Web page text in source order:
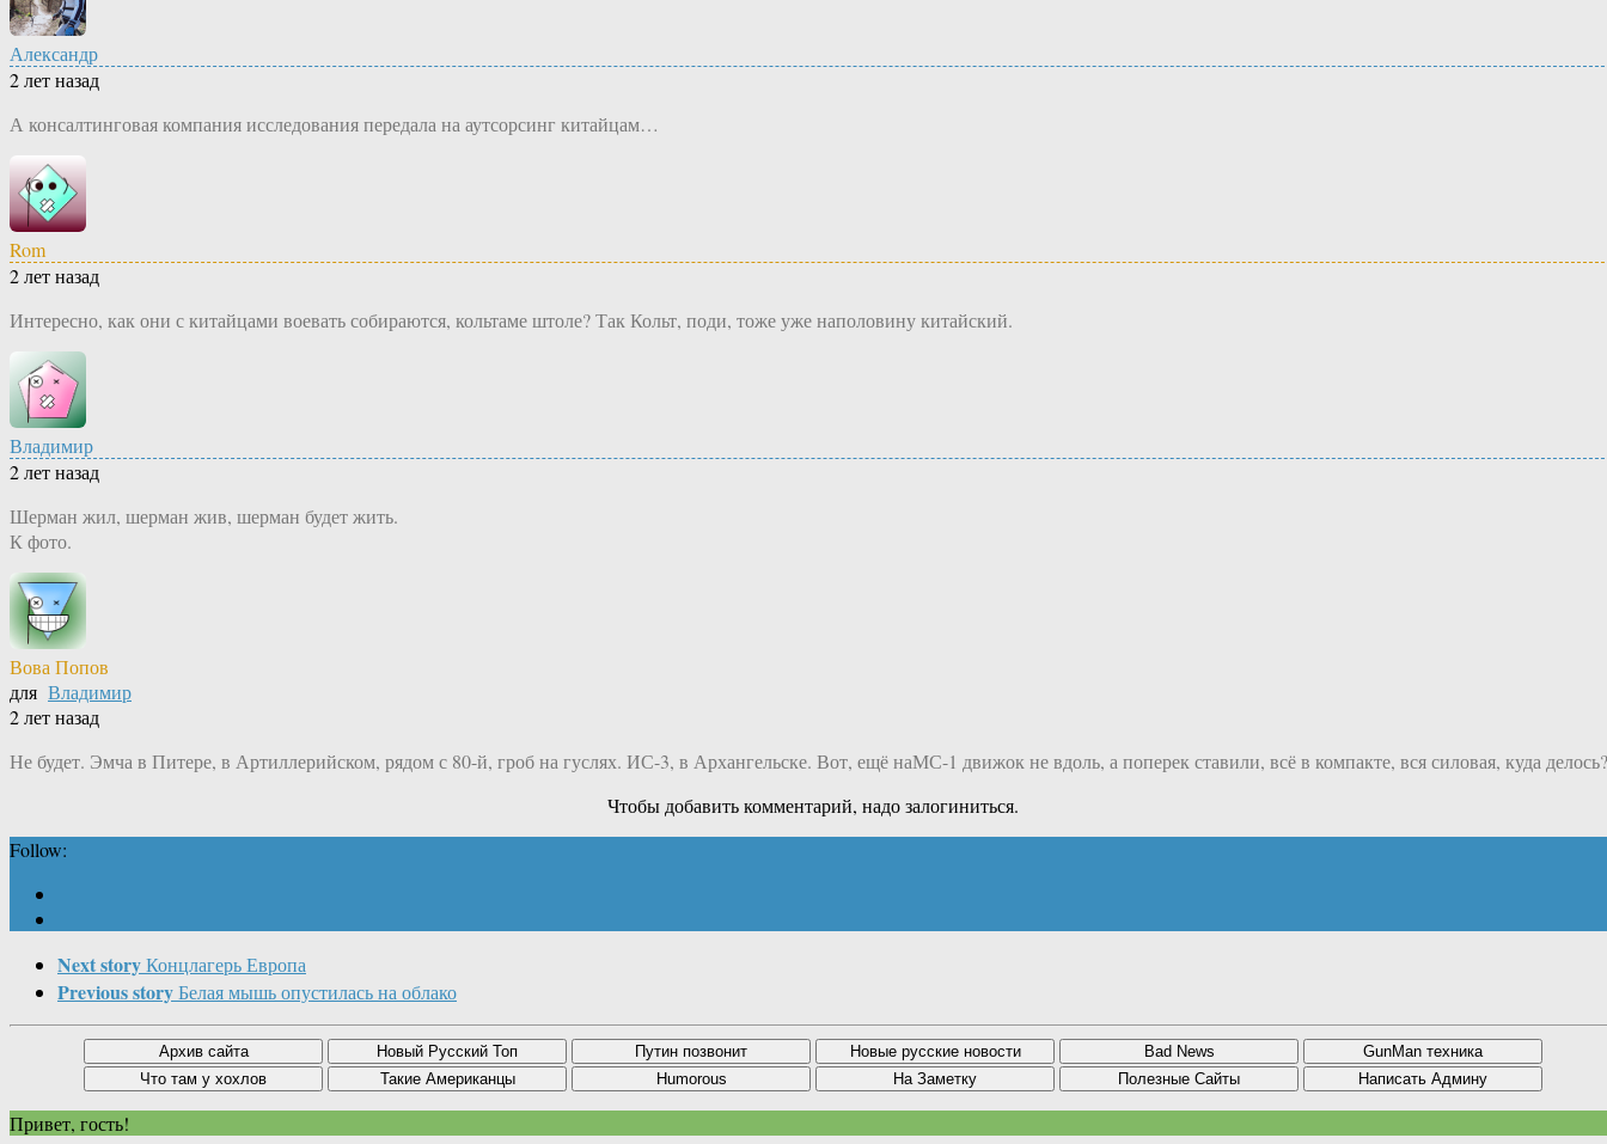
Александр
2 лет назад
А консалтинговая компания исследования передала на аутсорсинг китайцам…
Rom
2 лет назад
Интересно, как они с китайцами воевать собираются, кольтаме штоле? Так Кольт, поди, тоже уже наполовину китайский.
Владимир
2 лет назад
Шерман жил, шерман жив, шерман будет жить.
К фото.
Вова Попов
для Владимир
2 лет назад
Не будет. Эмча в Питере, в Артиллерийском, рядом с 80-й, гроб на гуслях. ИС-3, в Архангельске. Вот, ещё наМС-1 движок не вдоль, а поперек ставили, всё в компакте, вся силовая, куда делось?
Чтобы добавить комментарий, надо залогиниться.
Follow:
Next storyКонцлагерь Европа
Previous storyБелая мышь опустилась на облако
Привет, гость!